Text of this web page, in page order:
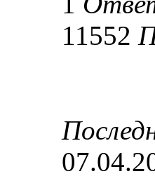
11552